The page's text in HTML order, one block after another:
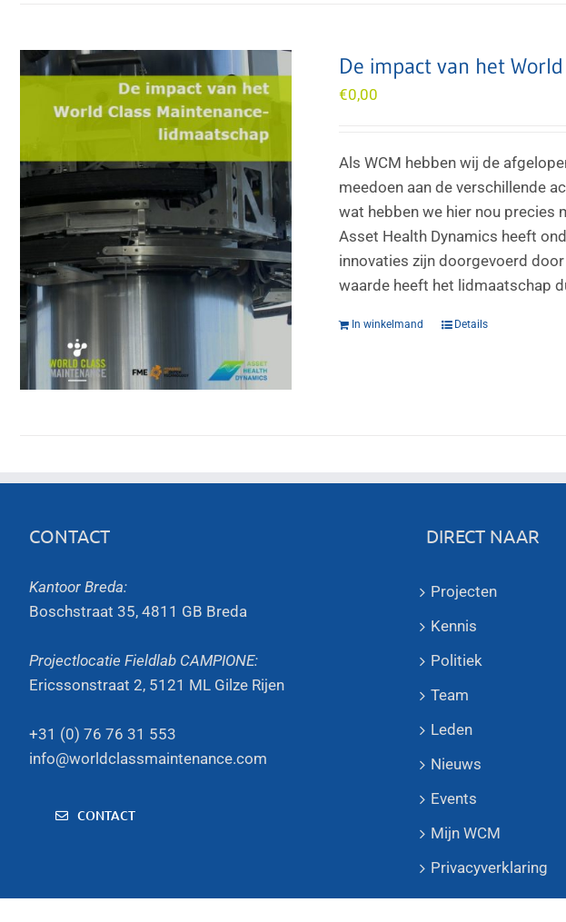
De impact van het
€0,00
Als WCM hebben wij de
meedoen aan de verschillende
wat hebben we hier nou precies
Asset Health Dynamics heeft
innovaties zijn doorgevoerd
waarde heeft het lidmaatschap
In winkelmand Details
CONTACT
Kantoor Breda:
Boschstraat 35, 4811 GB Breda
Projectlocatie Fieldlab CAMPIONE:
Ericssonstraat 2, 5121 ML Gilze Rijen
+31 (0) 76 76 31 553
info@worldclassmaintenance.com
CONTACT
DIRECT NAAR
Projecten
Kennis
Politiek
Team
Leden
Nieuws
Events
Mijn WCM
Privacyverklaring